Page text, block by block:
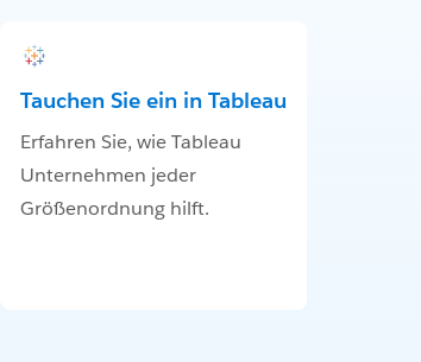
Tauchen Sie ein in Tableau
Erfahren Sie, wie Tableau
Unternehmen jeder
Größenordnung hilft.